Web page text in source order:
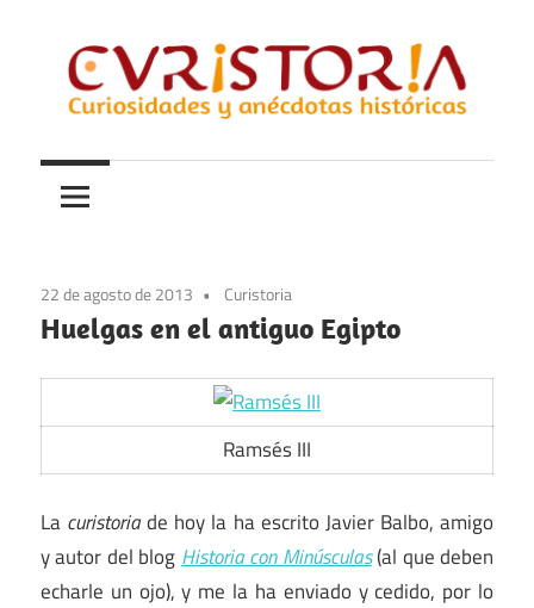
contenido
Curistoria
y
anécdotas
historia
22 de agosto de 2013 Curistoria
Huelgas en el antiguo Egipto
Ramsés III
La curistoriade hoy la ha escrito Javier Balbo, amigo
y autor del blog Historia con Minúsculas(al que deben
echarle un ojo), y me la ha enviado y cedido, por lo